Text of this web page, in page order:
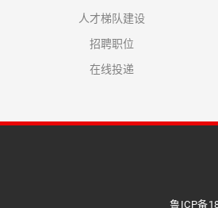
人才梯队建设
招聘职位
在线投递
鲁ICP备